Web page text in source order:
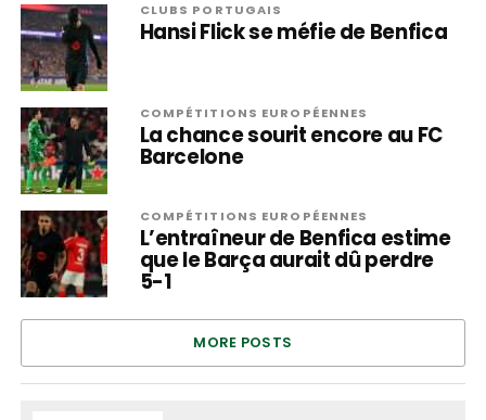
CLUBS PORTUGAIS
Hansi Flick se méfie de Benfica
COMPÉTITIONS EUROPÉENNES
La chance sourit encore au FC
Barcelone
COMPÉTITIONS EUROPÉENNES
L’entraîneur de Benfica estime
que le Barça aurait dû perdre
5-1
MORE POSTS